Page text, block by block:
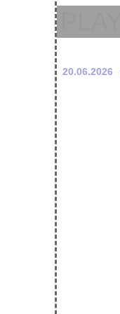
20.06.2026